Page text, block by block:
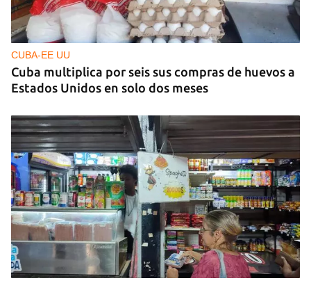
CUBA-EE UU
Cuba multiplica por seis sus compras de huevos a
Estados Unidos en solo dos meses